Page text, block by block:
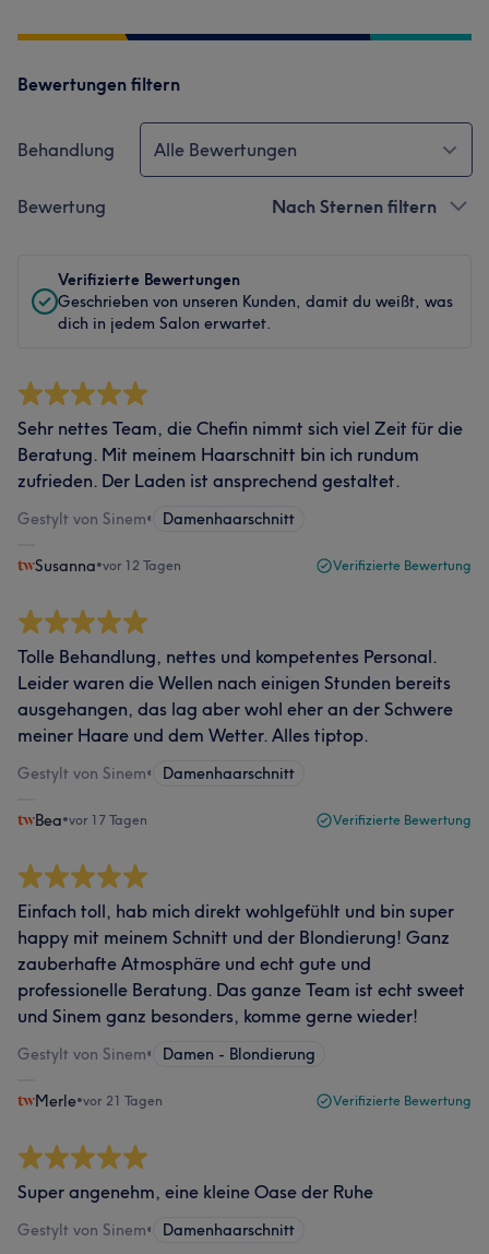
Bewertungen filtern
Behandlung Alle Bewertungen
Bewertung Nach Sternen filtern
Verifizierte Bewertungen
Geschrieben von unseren Kunden, damit du weißt, was
dich in jedem Salon erwartet.
Sehr nettes Team, die Chefin nimmt sich viel Zeit für die
Beratung. Mit meinem Haarschnitt bin ich rundum
zufrieden. Der Laden ist ansprechend gestaltet.
Gestylt von Sinem• Damenhaarschnitt
Susanna•vor 12 Tagen Verifizierte Bewertung
Tolle Behandlung, nettes und kompetentes Personal.
Leider waren die Wellen nach einigen Stunden bereits
ausgehangen, das lag aber wohl eher an der Schwere
meiner Haare und dem Wetter. Alles tiptop.
Gestylt von Sinem• Damenhaarschnitt
Bea•vor 17 Tagen Verifizierte Bewertung
Einfach toll, hab mich direkt wohlgefühlt und bin super
happy mit meinem Schnitt und der Blondierung! Ganz
zauberhafte Atmosphäre und echt gute und
professionelle Beratung. Das ganze Team ist echt sweet
und Sinem ganz besonders, komme gerne wieder!
Gestylt von Sinem• Damen - Blondierung
Merle•vor 21 Tagen Verifizierte Bewertung
Super angenehm, eine kleine Oase der Ruhe
Gestylt von Sinem• Damenhaarschnitt